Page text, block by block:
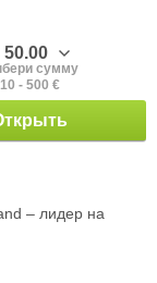
50.00
сумму
10 - 500 €
– лидер на